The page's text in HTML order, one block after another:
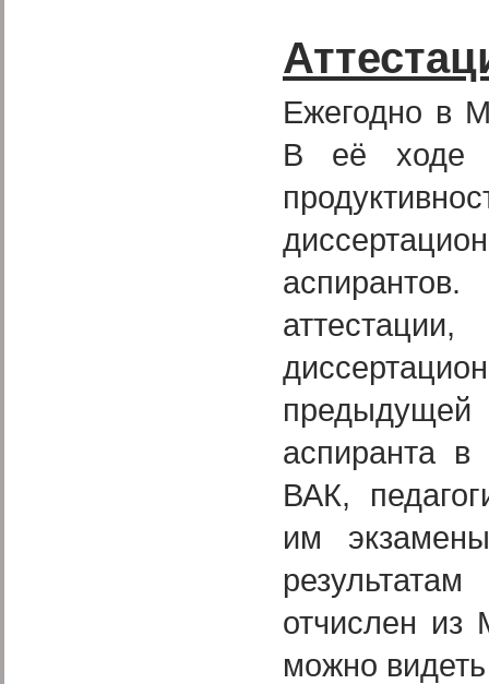
Ежегодно в
В её ходе
предыдущей
аспиранта
ВАК,
им
отчислен из
можно